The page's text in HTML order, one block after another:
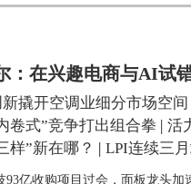
：在兴趣电商与AI试
撬开空调业细分市场空间
卷式”竞争打出组合拳 | 活
样”新在哪？ | LPI连续三
93亿收购项目过会，面板龙头加